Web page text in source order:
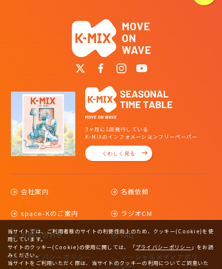
3ヶ月に1回発行している
K-MIXのインフォメーションフリーペーパー
くわしく見る
会社案内 名義依頼
space-Kのご案内 ラジオCM
お問い合わせ FAQ
プライバシーポリシー
ソーシャルメディアポリ
シー
当サイトでは、ご利用者様のサイトの利便性向上のため、クッキー(Cookie)を使
用しています。
サイトのクッキー(Cookie)の使用に関しては、
「プライバシーポリシー 」をお読
みください。
当サイトをご利用いただく際は、当サイトのクッキーの利用についてご同意いた